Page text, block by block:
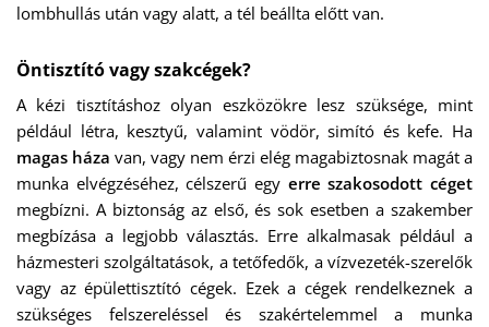
lombhullás után vagy alatt, a tél beállta előtt van.
Öntisztító vagy szakcégek?
A kézi tisztításhoz olyan eszközökre lesz szüksége, mint
például létra, kesztyű, valamint vödör, simító és kefe. Ha
magas háza van, vagy nem érzi elég magabiztosnak magát a
munka elvégzéséhez, célszerű egy erre szakosodott céget
megbízni. A biztonság az első, és sok esetben a szakember
megbízása a legjobb választás. Erre alkalmasak például a
házmesteri szolgáltatások, a tetőfedők, a vízvezeték-szerelők
vagy az épülettisztító cégek. Ezek a cégek rendelkeznek a
szükséges felszereléssel és szakértelemmel a munka